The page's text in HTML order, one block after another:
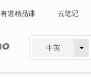
有道精品课 云笔记
中英